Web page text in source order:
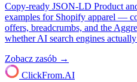
Copy-ready JSON-LD Product
examples for Shopify apparel —
offers, breadcrumbs, and the
whether AI search engines
Zobacz zasób →
ClickFrom.AI